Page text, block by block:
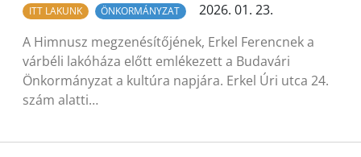
ITT LAKUNK ÖNKORMÁNYZAT
2026. 01. 23.
A Himnusz megzenésítőjének, Erkel Ferencnek a
várbéli lakóháza előtt emlékezett a Budavári
Önkormányzat a kultúra napjára. Erkel Úri utca 24.
szám alatti…